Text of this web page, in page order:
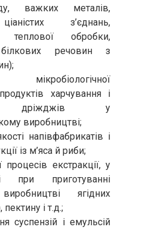
важких металів,
з’єднань,
теплової обробки,
речовин з
мікробіологічної
харчування і
дріжджів у
виробництві;
напівфабрикатів і
із м’яса й риби;
процесів екстракції, у
при приготуванні
ягідних
пектину і т.д.;
суспензій і емульсій